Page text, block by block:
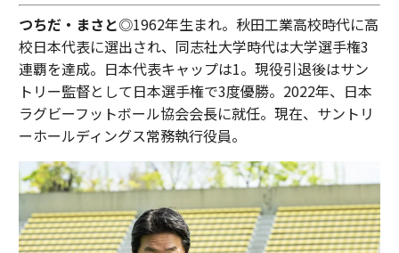
つちだ・まさと◎1962年生まれ。秋田工業高校時代に高
校日本代表に選出され、同志社大学時代は大学選手権3
連覇を達成。日本代表キャップは1。現役引退後はサン
トリー監督として日本選手権で3度優勝。2022年、日本
ラグビーフットボール協会会長に就任。現在、サントリ
ーホールディングス常務執行役員。